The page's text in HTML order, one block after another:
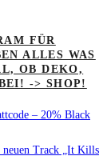
FÜR
ALLES WAS
OB DEKO,
-> SHOP!
– 20% Black
neuen Track „It Kills